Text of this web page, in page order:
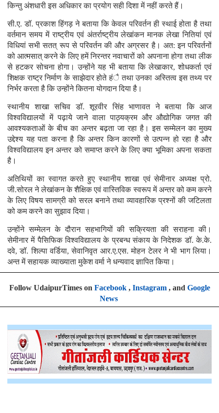
किन्तु अंशधारी इस अधिकार का प्रयोग सही दिशा में नहीं करते हैं।
सी.ए. डॉ. प्रकाश हिंगड़ ने बताया कि केवल परिवर्तन ही स्थाई होता है तथा
वर्तमान समय में राष्ट्रीय एवं अंतर्राष्ट्रीय लेखांकन मानक लेखा नितियां एवं
विधियां सभी सतत् रूप से परिवर्तन की और अग्रसर है। अत: इन परिवर्तनों
को आत्मसात् करने के लिए हमें निरन्तर नवाचारों को अपनाना होगा तथा लीक
से हटकर सोचना होगा। उन्होंने यह भी बताया कि लेखाकार, शोधकर्ता एवं
शिक्षक राष्ट्र निर्माण के साझेदार होते हंै तथा उनका अस्तित्व इस तथ्य पर
निर्भर करता है कि उन्होंने कितना योगदान दिया है।
स्थानीय शाखा सचिव डॉ. शूरवीर सिंह भाणावत ने बताया कि आज
विश्वविद्यालयों में पढ़ाये जाने वाला पाठ्यक्रम और औद्योगिक जगत की
आवश्यकताओं के बीच का अन्तर बढ़ता जा रहा है। इस सम्मेलन का मुख्य
उद्देश्य यह पता करना है कि अन्तर किन कारणों से उत्पन्न हो रहा है और
विश्वविद्यालय इन अन्तर को समाप्त करने के लिए क्या भूमिका अपना सकता
है।
अतिथियों का स्वागत करते हुए स्थानीय शाखा एवं सेमीनार अध्यक्ष प्रो.
जी.सोरल ने लेखांकन के शैक्षिक एवं वास्तिविक स्वरूप में अन्तर को कम करने
के लिए विषय सामग्री को सरल बनाने तथा व्यावहारिक प्रश्नों की जटिलता
को कम करने का सुझाव दिया।
उन्होंने सम्मेलन के दौरान सहभागियों की सक्रियता की सराहना की।
सेमीनार में पैसिफिक विश्वविद्यालय के प्रबन्ध संकाय के निदेशक डॉ. के.के.
दवे, डॉ. शिल्पा वर्डिया, सेवानिवृत आर.ए.एस. मोहन टेलर ने भी भाग लिया।
अन्त में सहायक व्याख्याता मुकेश वर्मा ने धन्यवाद ज्ञापित किया।
Follow UdaipurTimes on Facebook, Instagram, and Google
News